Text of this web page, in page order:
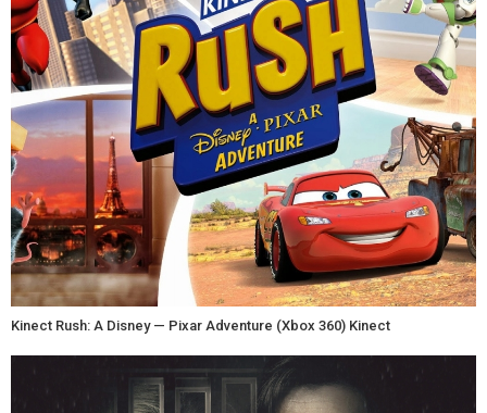
Kinect Rush: A Disney — Pixar Adventure (Xbox 360) Kinect